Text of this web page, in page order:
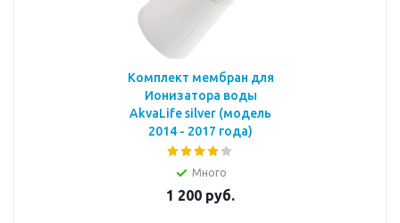
Комплект мембран для
Ионизатора воды
AkvaLife silver (модель
2014 - 2017 года)
Много
1 200 руб.